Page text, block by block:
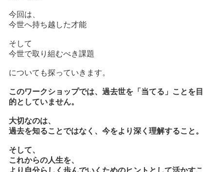
今回は、
今世へ持ち越した才能
そして
今世で取り組むべき課題
についても探っていきます。
このワークショップでは、過去世を「当てる」ことを目
的としていません。
大切なのは、
過去を知ることではなく、今をより深く理解すること。
そして、
これからの人生を、
より自分らしく歩んでいくためのヒントとして活かすこ